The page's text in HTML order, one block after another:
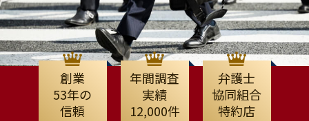
創業
53年の
信頼
年間調査
実績
12,000件
弁護士
協同組合
特約店